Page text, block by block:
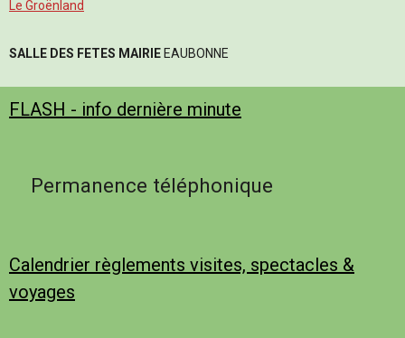
Le Groënland
SALLE DES FETES MAIRIE EAUBONNE
FLASH - info dernière minute
Permanence téléphonique
Calendrier règlements visites, spectacles &
voyages